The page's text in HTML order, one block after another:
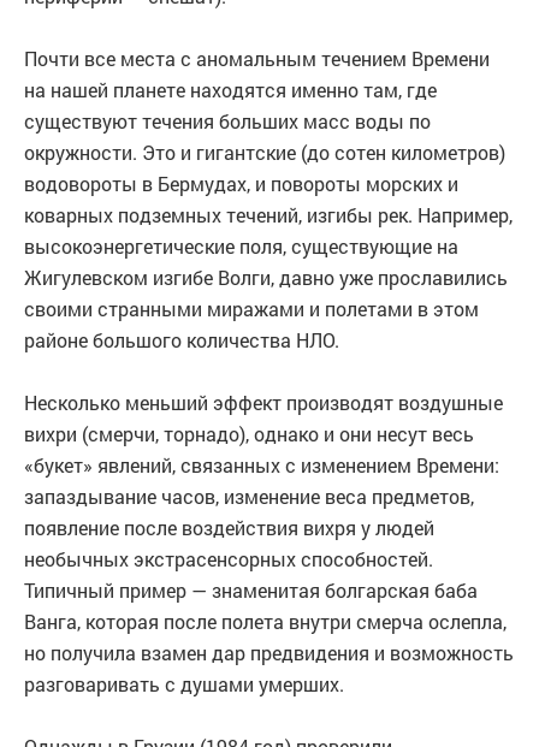
Почти все места с аномальным течением Времени
на нашей планете находятся именно там, где
существуют течения больших масс воды по
окружности. Это и гигантские (до сотен километров)
водовороты в Бермудах, и повороты морских и
коварных подземных течений, изгибы рек. Например,
высокоэнергетические поля, существующие на
Жигулевском изгибе Волги, давно уже прославились
своими странными миражами и полетами в этом
районе большого количества НЛО.
Несколько меньший эффект производят воздушные
вихри (смерчи, торнадо), однако и они несут весь
«букет» явлений, связанных с изменением Времени:
запаздывание часов, изменение веса предметов,
появление после воздействия вихря у людей
необычных экстрасенсорных способностей.
Типичный пример — знаменитая болгарская баба
Ванга, которая после полета внутри смерча ослепла,
но получила взамен дар предвидения и возможность
разговаривать с душами умерших.